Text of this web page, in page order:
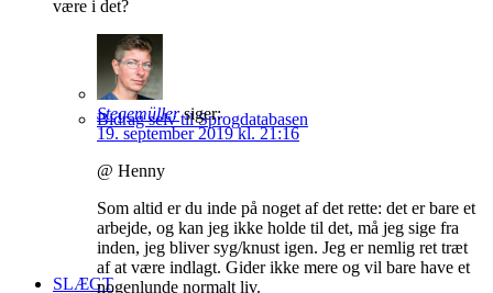
Bidrag selv til Sprogdatabasen
SLÆGT
være i det?
Stegemüller siger:
19. september 2019 kl. 21:16
@ Henny
Som altid er du inde på noget af det rette: det er bare et
arbejde, og kan jeg ikke holde til det, må jeg sige fra
inden, jeg bliver syg/knust igen. Jeg er nemlig ret træt
af at være indlagt. Gider ikke mere og vil bare have et
nogenlunde normalt liv.